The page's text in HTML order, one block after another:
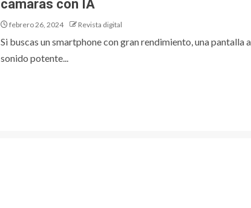
cámaras con IA
febrero 26, 2024 Revista digital
Si buscas un smartphone con gran rendimiento, una pantalla
sonido potente...